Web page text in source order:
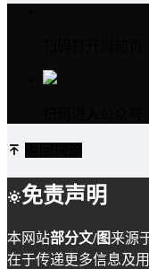
免责声明
本网站部分文/图来源
在于传递更多信息及